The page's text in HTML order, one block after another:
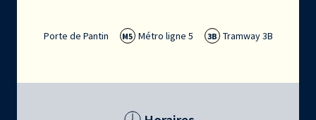
Porte de Pantin M5 Métro ligne 5 3B Tramway 3B